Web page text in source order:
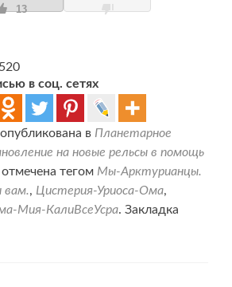
13
520
в соц. сетях
в Планетарное
на новые рельсы в помощь
отмечена тегом Мы-Арктурианцы.
вам., Цистерия-Уриоса-Ома,
Мия-КалиВсеУсра. Закладка